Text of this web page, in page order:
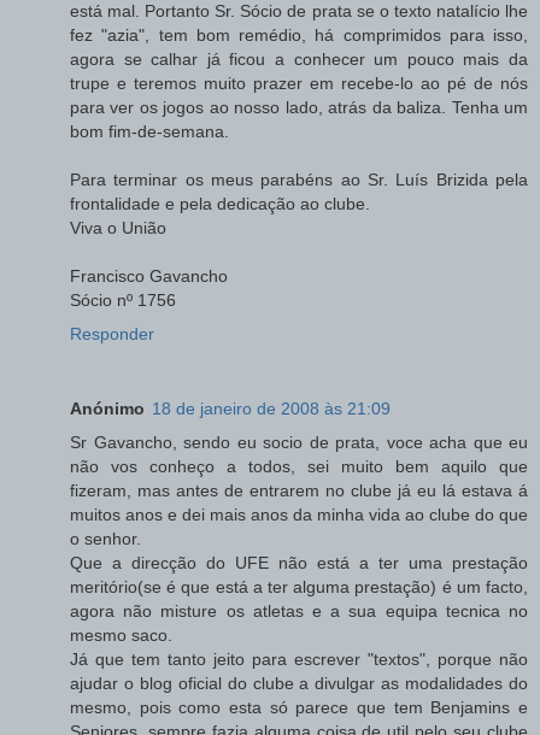
está mal. Portanto Sr. Sócio de prata se o texto natalício lhe
fez "azia", tem bom remédio, há comprimidos para isso,
agora se calhar já ficou a conhecer um pouco mais da
trupe e teremos muito prazer em recebe-lo ao pé de nós
para ver os jogos ao nosso lado, atrás da baliza. Tenha um
bom fim-de-semana.
Para terminar os meus parabéns ao Sr. Luís Brizida pela
frontalidade e pela dedicação ao clube.
Viva o União
Francisco Gavancho
Sócio nº 1756
Responder
Anónimo 18 de janeiro de 2008 às 21:09
Sr Gavancho, sendo eu socio de prata, voce acha que eu
não vos conheço a todos, sei muito bem aquilo que
fizeram, mas antes de entrarem no clube já eu lá estava á
muitos anos e dei mais anos da minha vida ao clube do que
o senhor.
Que a direcção do UFE não está a ter uma prestação
meritório(se é que está a ter alguma prestação) é um facto,
agora não misture os atletas e a sua equipa tecnica no
mesmo saco.
Já que tem tanto jeito para escrever "textos", porque não
ajudar o blog oficial do clube a divulgar as modalidades do
mesmo, pois como esta só parece que tem Benjamins e